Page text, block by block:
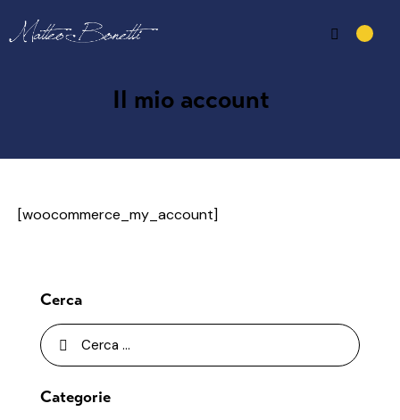
Il mio account
[woocommerce_my_account]
Cerca
Categorie